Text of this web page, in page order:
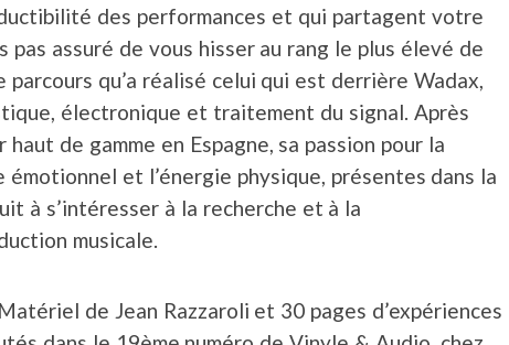
des performances et qui partagent votre
pas assuré de vous hisser au rang le plus élevé de
qu’a réalisé celui qui est derrière Wadax,
électronique et traitement du signal. Après
de gamme en Espagne, sa passion pour la
et l’énergie physique, présentes dans la
à s’intéresser à la recherche et à la
musicale.
de Jean Razzaroli et 30 pages d’expériences